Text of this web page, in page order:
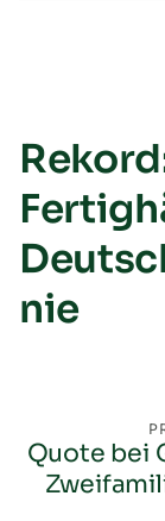
nie
Quote bei